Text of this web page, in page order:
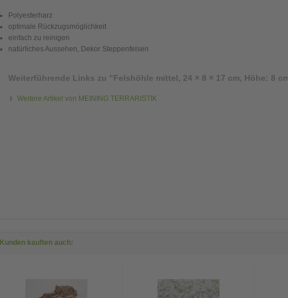
Polyesterharz
optimale Rückzugsmöglichkeit
einfach zu reinigen
natürliches Aussehen, Dekor Steppenfelsen
Weiterführende Links zu "Felshöhle mittel, 24 × 8 × 17 cm, Höhe: 8
Weitere Artikel von MEINING TERRARISTIK
Kunden kauften auch: